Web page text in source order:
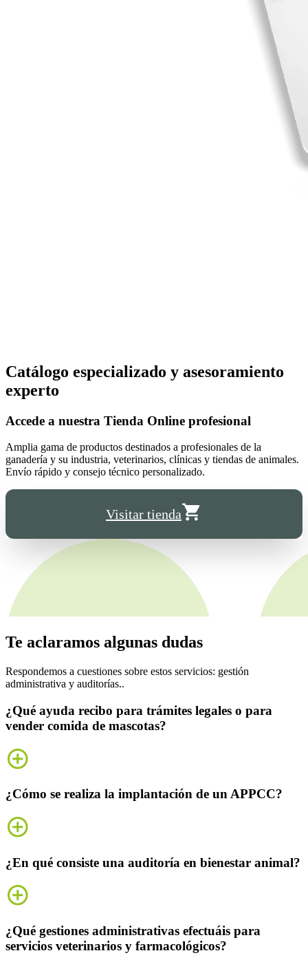
Catálogo especializado y asesoramiento
experto
Accede a nuestra Tienda Online profesional
Amplia gama de productos destinados a profesionales de la
ganadería y su industria, veterinarios, clínicas y tiendas de animales.
Envío rápido y consejo técnico personalizado.
Visitar tienda
Te aclaramos algunas dudas
Respondemos a cuestiones sobre estos servicios: gestión
administrativa y auditorías..
¿Qué ayuda recibo para trámites legales o para
vender comida de mascotas?
¿Cómo se realiza la implantación de un APPCC?
¿En qué consiste una auditoría en bienestar animal?
¿Qué gestiones administrativas efectuáis para
servicios veterinarios y farmacológicos?